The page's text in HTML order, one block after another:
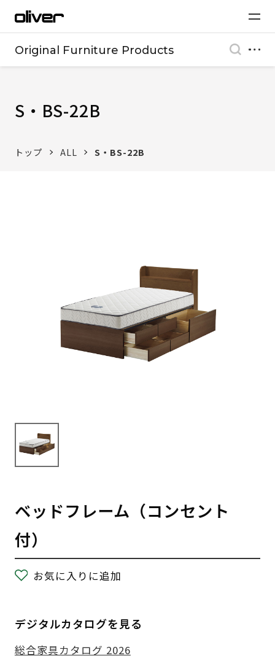
Original Furniture Products
S・BS-22B
トップ ALL S・BS-22B
ベッドフレーム（コンセント
付）
お気に入りに追加
デジタルカタログを見る
総合家具カタログ 2026